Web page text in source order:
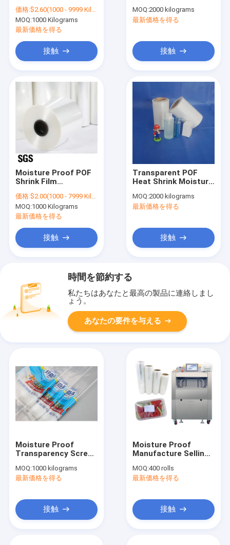
Roll Plastic Shrink
Film
価格:$2.60(1000 - 9999 Kilograms) $2.55(10000 - 99999 Kilograms) $2.50(>=100000 Kilograms)
MOQ:1000 Kilograms
最新価格を得る
接触
Cross Linked Shrink
Film
MOQ:2000 kilograms
最新価格を得る
接触
Moisture Proof POF
Shrink Film
Shrink Wrap Film
価格:$2.00(1000 - 7999 Kilograms) $1.80(8000 - 14999 Kilograms) $1.70(>=15000 Kilograms)
MOQ:1000 Kilograms
最新価格を得る
接触
Transparent POF
Heat Shrink Moisture
MOQ:2000 kilograms
最新価格を得る
接触
時間を節約する
私たちはあなたと最高の製品に連絡しまし
ょう。
あなたの要件を与える
Moisture Proof
Transparency Screen
Transparency Film
Pof Heat Shrink Film
MOQ:1000 kilograms
最新価格を得る
接触
Moisture Proof
Manufacture Selling
Clear PE Stretch
Laminated Cling Film
Film Roll for Food
MOQ:400 rolls
最新価格を得る
接触